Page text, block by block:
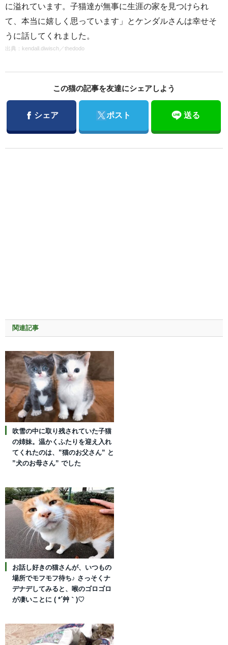
に溢れています。子猫達が無事に生涯の家を見つけられ
て、本当に嬉しく思っています」とケンダルさんは幸せそ
うに話してくれました。
出典： kendall.diwisch ／thedodo
この猫の記事を友達にシェアしよう
Facebook
シェア Twitter
ポスト 送る
関連記事
吹雪の中に取り残されていた子猫
の姉妹。温かくふたりを迎え入れ
てくれたのは、”猫のお父さん” と
”犬のお母さん” でした
お話し好きの猫さんが、いつもの
場所でモフモフ待ち♪ さっそくナ
デナデしてみると、喉のゴロゴロ
が凄いことに ( *´艸｀)♡